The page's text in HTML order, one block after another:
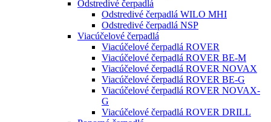
Odstredivé čerpadlá
Odstredivé čerpadlá WILO MHI
Odstredivé čerpadlá NSP
Viacúčelové čerpadlá
Viacúčelové čerpadlá ROVER
Viacúčelové čerpadlá ROVER BE-M
Viacúčelové čerpadlá ROVER NOVAX
Viacúčelové čerpadlá ROVER BE-G
Viacúčelové čerpadlá ROVER NOVAX-
G
Viacúčelové čerpadlá ROVER DRILL